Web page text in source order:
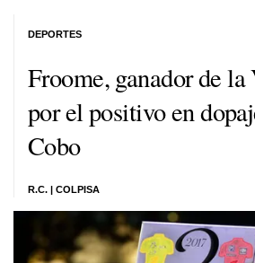
Froome, ganador de la
por el positivo en
Cobo
R.C. | COLPISA
DEPORTES